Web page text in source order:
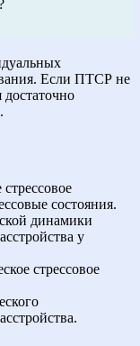
Если ПТСР не
состояния.
динамики
у
стрессовое